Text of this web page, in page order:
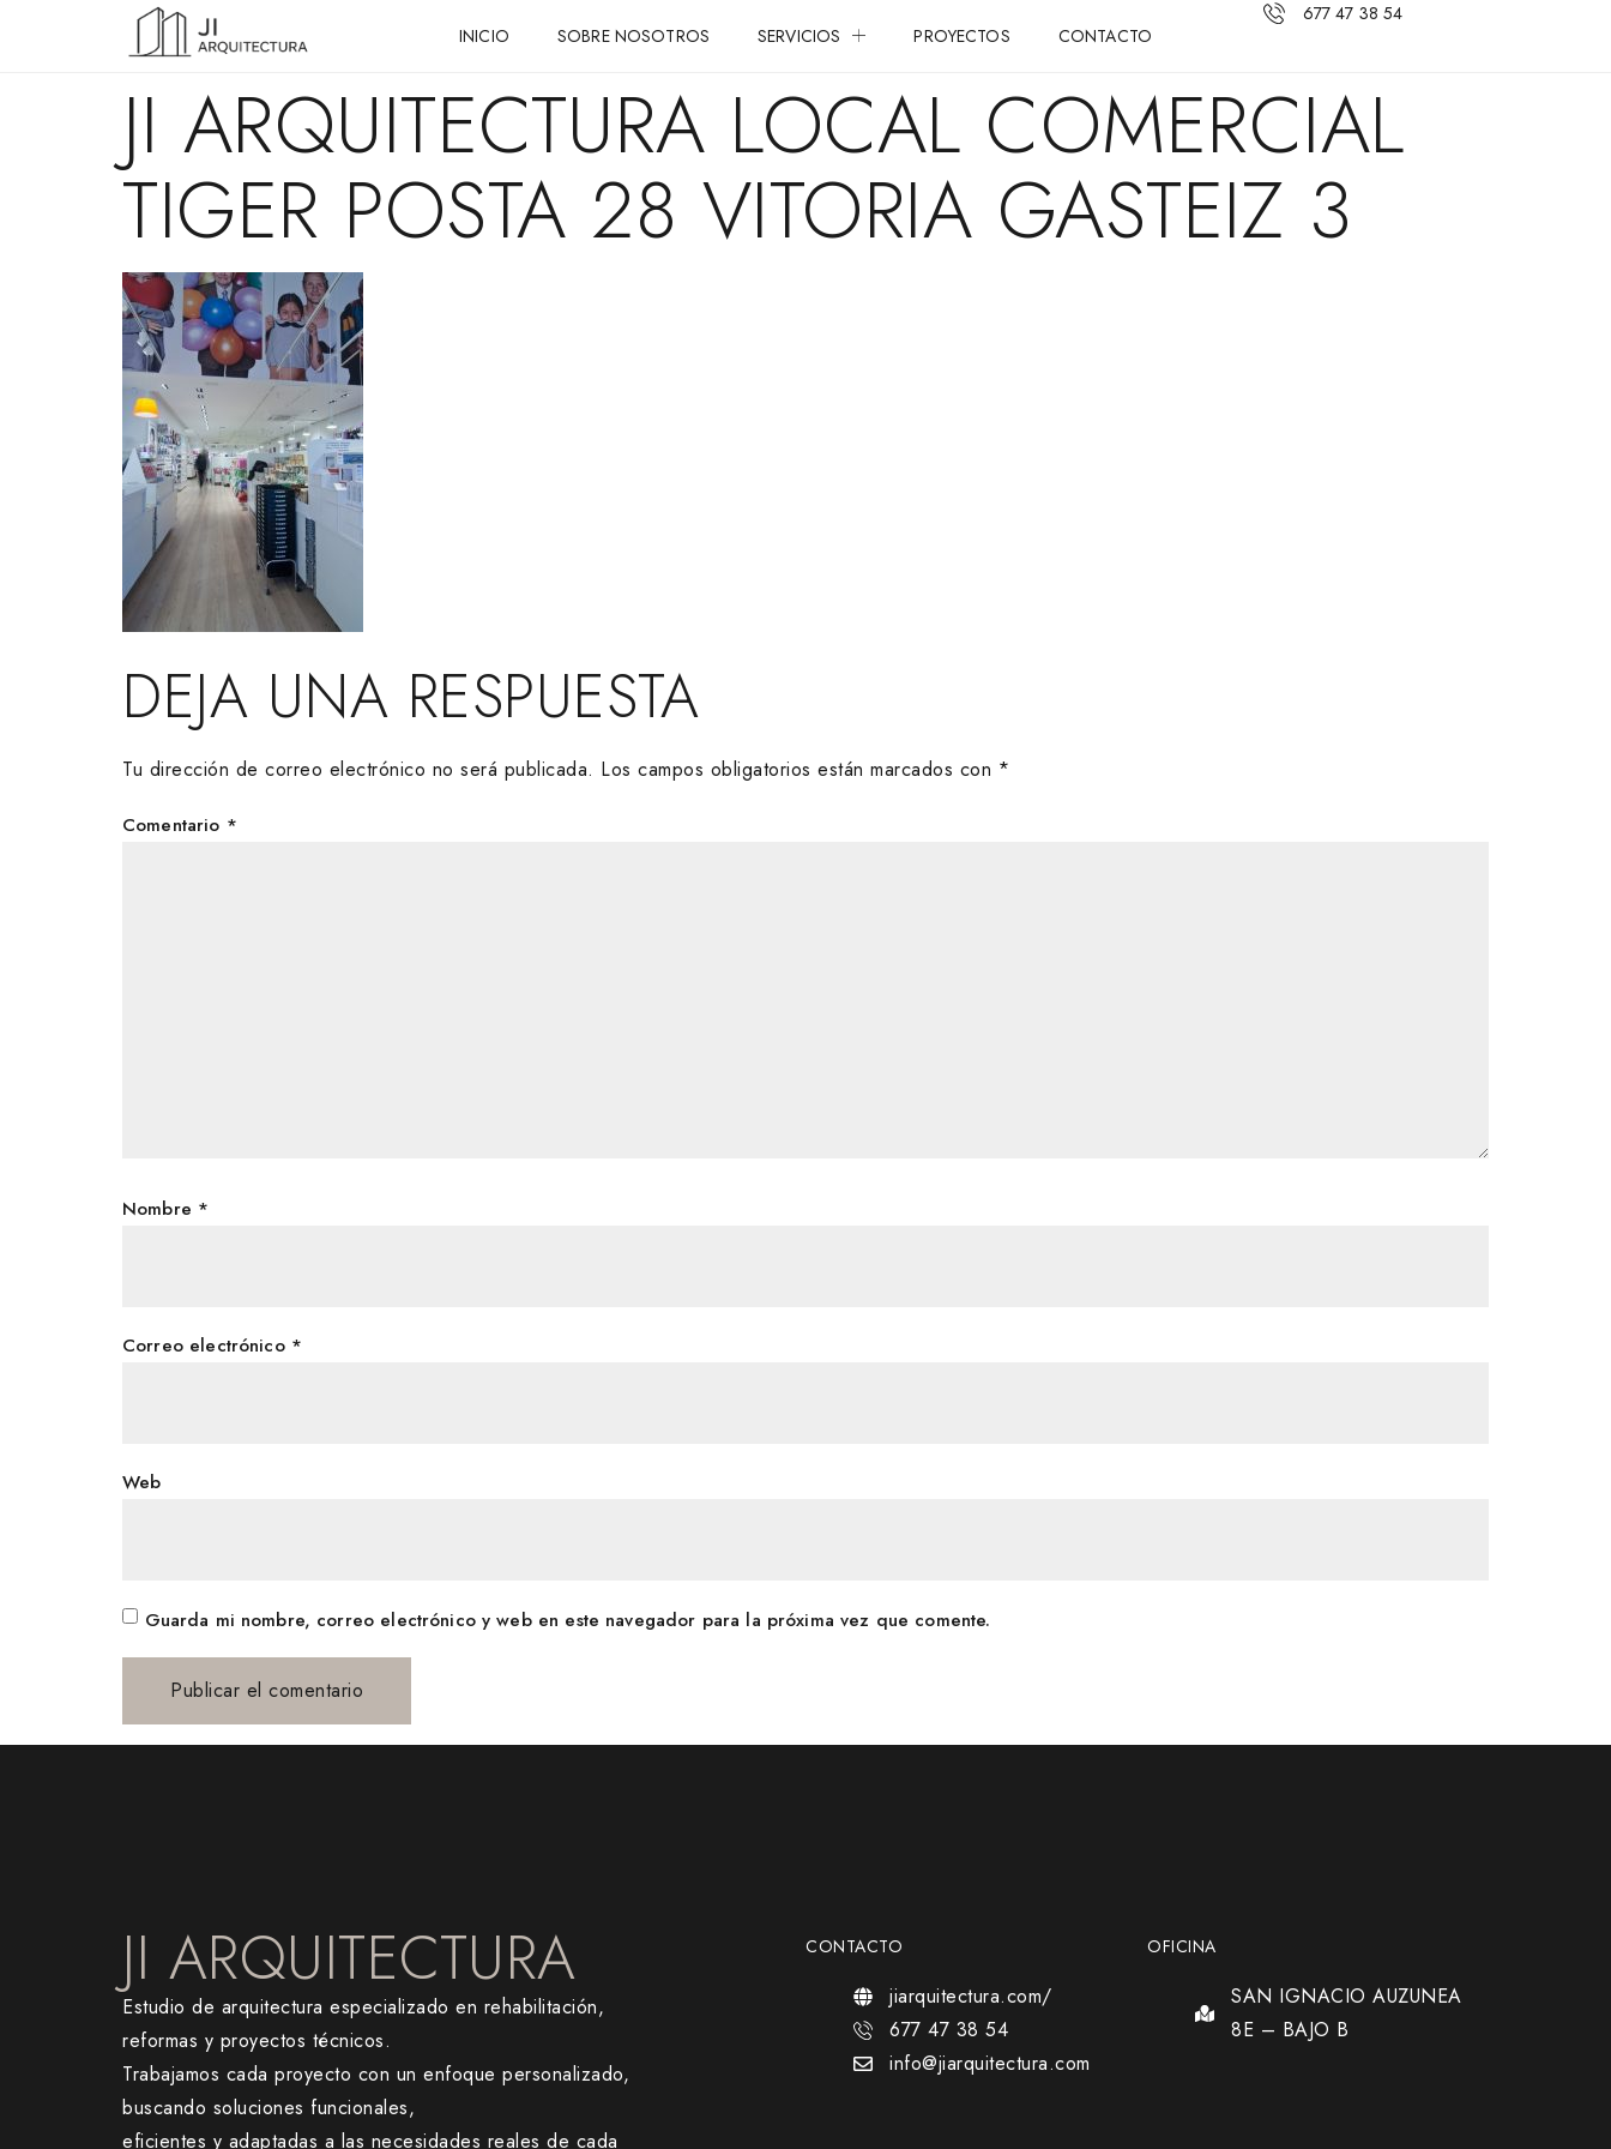
INICIO SOBRE NOSOTROS SERVICIOS PROYECTOS CONTACTO
677 47 38 54
JI ARQUITECTURA LOCAL COMERCIAL
TIGER POSTA 28 VITORIA GASTEIZ 3
DEJA UNA RESPUESTA
Tu dirección de correo electrónico no será publicada. Los campos obligatorios están marcados con *
Comentario *
Nombre *
Correo electrónico *
Web
Guarda mi nombre, correo electrónico y web en este navegador para la próxima vez que comente.
JI ARQUITECTURA
Estudio de arquitectura especializado en rehabilitación,
reformas y proyectos técnicos.
Trabajamos cada proyecto con un enfoque personalizado,
buscando soluciones funcionales,
eficientes y adaptadas a las necesidades reales de cada
CONTACTO
jiarquitectura.com/
677 47 38 54
info@jiarquitectura.com
OFICINA
SAN IGNACIO AUZUNEA
8E – BAJO B